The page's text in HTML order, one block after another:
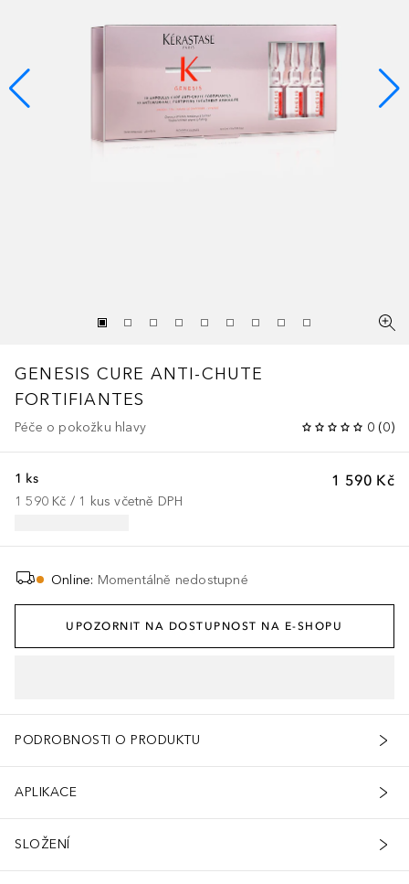
GENESIS CURE ANTI-CHUTE
FORTIFIANTES
Péče o pokožku hlavy 0 (0)
1 590 Kč
1 ks
1 590 Kč / 1 kus včetně DPH
Online: Momentálně nedostupné
UPOZORNIT NA DOSTUPNOST NA E-SHOPU
PODROBNOSTI O PRODUKTU
APLIKACE
SLOŽENÍ